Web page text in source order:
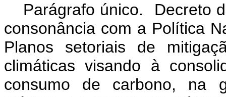
Parágrafo único. Decreto
consonância com a Política
Planos setoriais de
climáticas visando à
consumo de carbono, na